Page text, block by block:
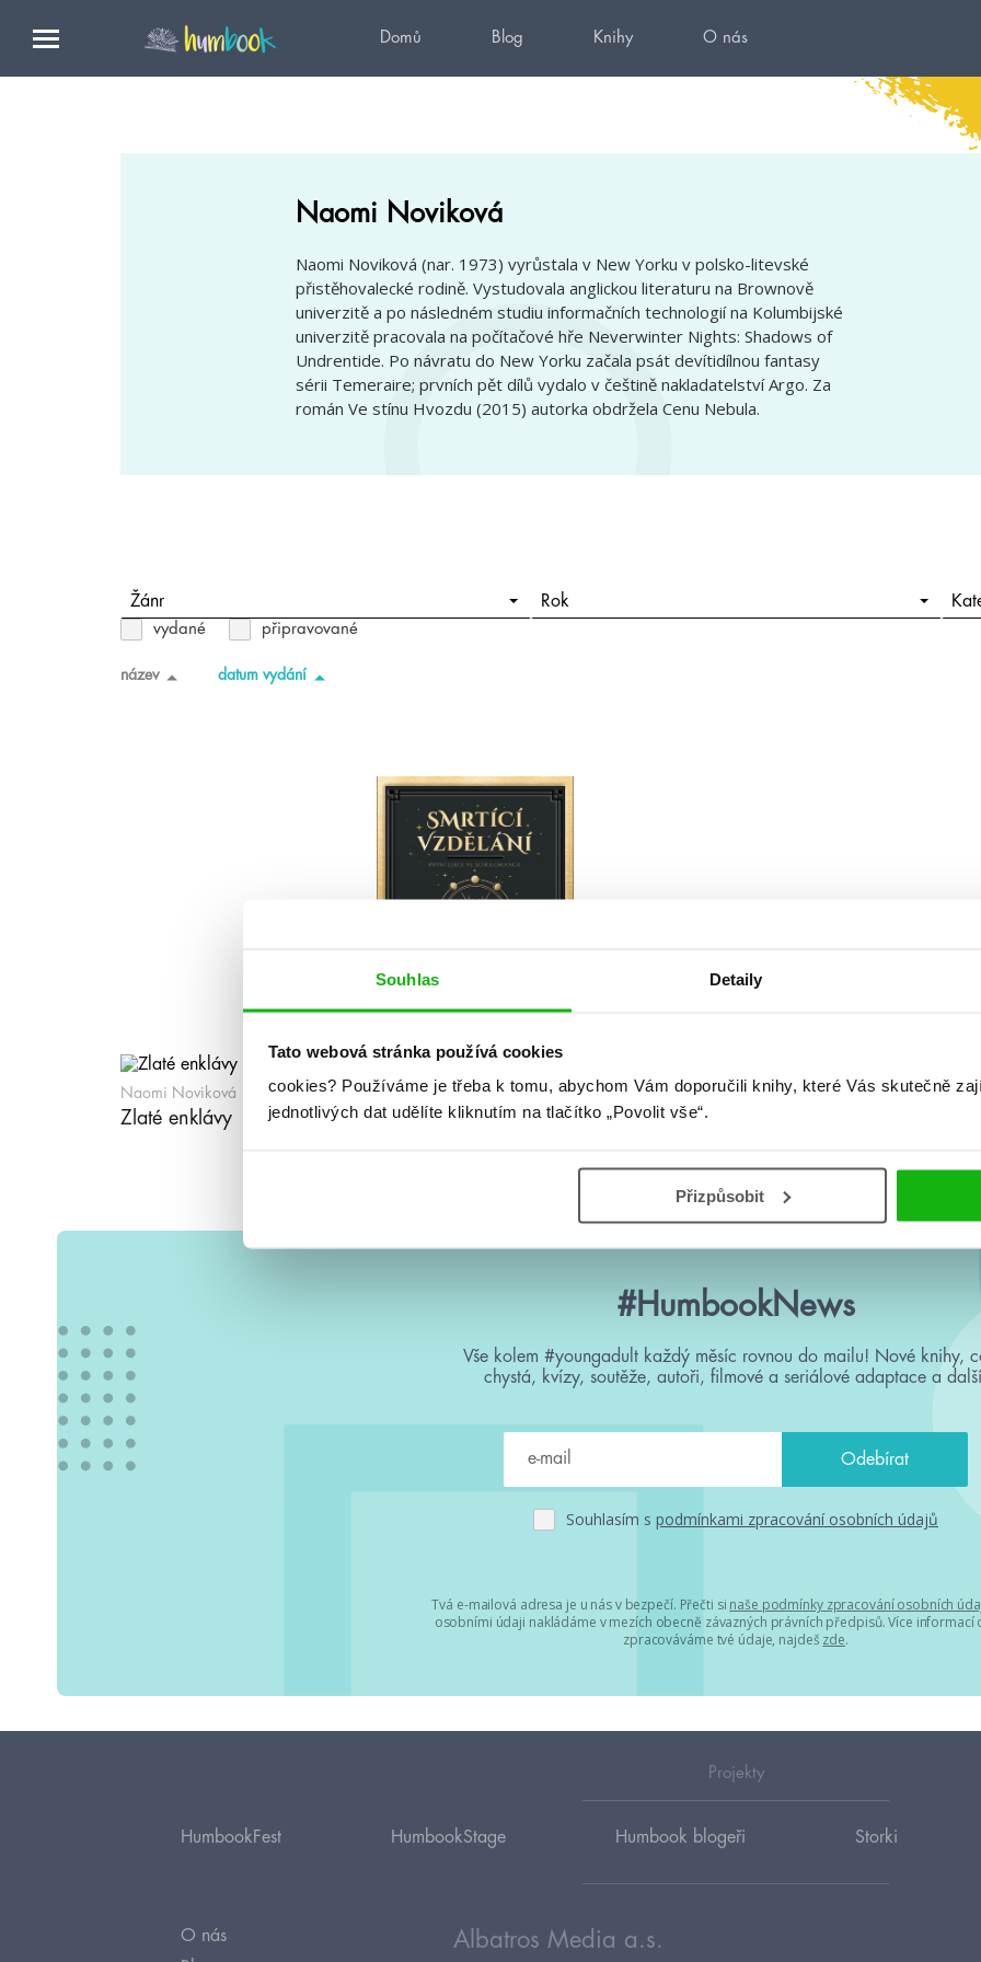
Souhlas Detaily
Tato webová stránka používá cookies
cookies? Používáme je třeba k tomu, abychom Vám doporučili knihy, které Vás skutečně
jednotlivých dat udělíte kliknutím na tlačítko „Povolit vše“.
Přizpůsobit
Domů Blog Knihy O nás
Naomi Noviková
Naomi Noviková (nar. 1973) vyrůstala v New Yorku v polsko-litevské
přistěhovalecké rodině. Vystudovala anglickou literaturu na Brownově
univerzitě a po následném studiu informačních technologií na Kolumbijské
univerzitě pracovala na počítačové hře Neverwinter Nights: Shadows of
Undrentide. Po návratu do New Yorku začala psát devítidílnou fantasy
sérii Temeraire; prvních pět dílů vydalo v češtině nakladatelství Argo. Za
román Ve stínu Hvozdu (2015) autorka obdržela Cenu Nebula.
Žánr Rok
vydané připravované
název datum vydání
Naomi Noviková
Zlaté enklávy
Naomi Noviková
Smrtící vzdělání
Naomi Noviková
V zajetí zimy
Naomi
#HumbookNews
Vše kolem #youngadult každý měsíc rovnou do mailu! Nové knihy,
chystá, kvízy, soutěže, autoři, filmové a seriálové adaptace a
Souhlasím s podmínkami zpracování osobních údajů
Tvá e-mailová adresa je u nás v bezpečí. Přečti si naše podmínky zpracování osobních
osobními údaji nakládáme v mezích obecně závazných právních předpisů. Více informací
zpracováváme tvé údaje, najdeš zde.
Projekty
HumbookFest HumbookStage Humbook blogeři Storki
O nás
Albatros Media a.s.